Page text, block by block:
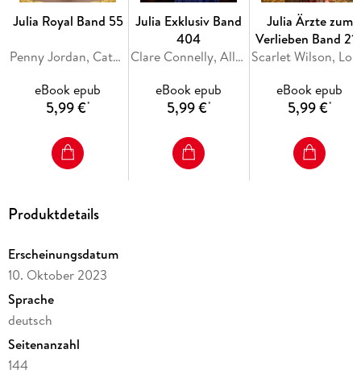
Julia Royal Band 55
Penny Jordan, Catherine George, Sara Craven
eBook epub
5,99 €*
Julia Exklusiv Band
404
Clare Connelly, Ally Blake, Maya Blake
eBook epub
5,99 €*
Julia Ärzte zum
Verlieben Band
eBook epub
5,99 €*
Produktdetails
Erscheinungsdatum
10. Oktober 2023
Sprache
deutsch
Seitenanzahl
144